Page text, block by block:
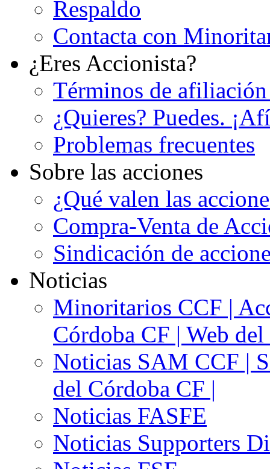
Respaldo
Contacta con
¿Eres Accionista?
Términos de
¿Quieres? Puedes.
Problemas frecuentes
Sobre las acciones
¿Qué valen las
Compra-Venta de
Sindicación de
Noticias
Minoritarios CCF |
Córdoba CF | Web
Noticias SAM CCF |
del Córdoba CF |
Noticias FASFE
Noticias Supporters